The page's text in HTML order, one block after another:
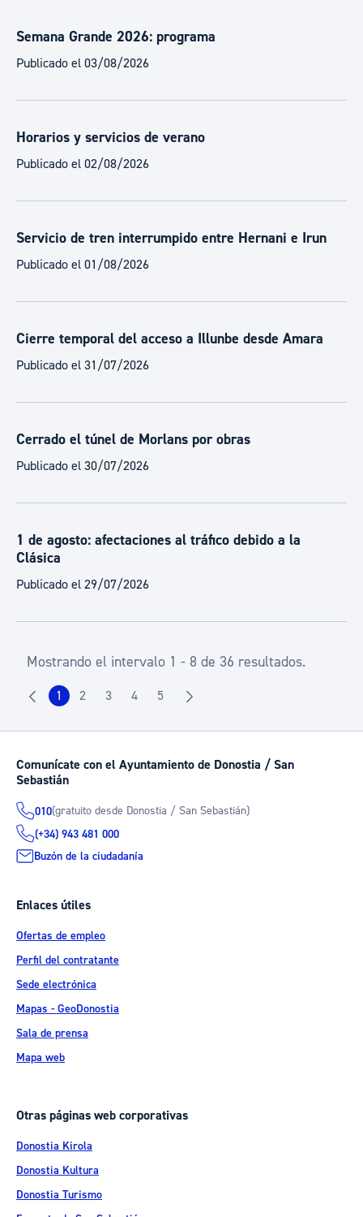
Semana Grande 2026: programa
Publicado el 03/08/2026
Horarios y servicios de verano
Publicado el 02/08/2026
Servicio de tren interrumpido entre Hernani e Irun
Publicado el 01/08/2026
Cierre temporal del acceso a Illunbe desde Amara
Publicado el 31/07/2026
Cerrado el túnel de Morlans por obras
Publicado el 30/07/2026
1 de agosto: afectaciones al tráfico debido a la
Clásica
Publicado el 29/07/2026
Mostrando el intervalo 1 - 8 de 36 resultados.
Página
1 Página
2 Página
3 Página
4 Página
5
Comunícate con el Ayuntamiento de Donostia / San
Sebastián
010(gratuito desde Donostia / San Sebastián)
(+34) 943 481 000
Buzón de la ciudadanía
Enlaces útiles
Ofertas de empleo
Perfil del contratante
Sede electrónica
Mapas - GeoDonostia
Sala de prensa
Mapa web
Otras páginas web corporativas
Donostia Kirola
Donostia Kultura
Donostia Turismo